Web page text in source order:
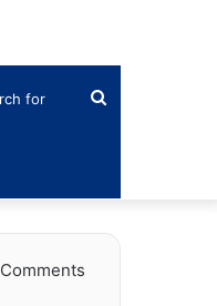
Search
Comments